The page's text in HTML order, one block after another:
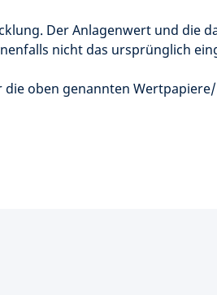
Der Anlagenwert und die
nicht das ursprünglich
oben genannten